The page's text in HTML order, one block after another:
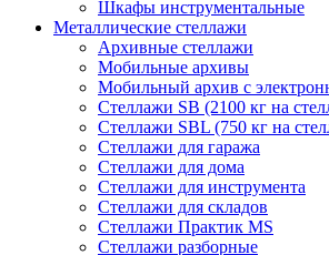
Шкафы инструментальные
Металлические стеллажи
Архивные стеллажи
Мобильные архивы
Мобильный архив с
Стеллажи SB (2100 кг на
Стеллажи SBL (750 кг на
Стеллажи для гаража
Стеллажи для дома
Стеллажи для инструмента
Стеллажи для складов
Стеллажи Практик MS
Стеллажи разборные